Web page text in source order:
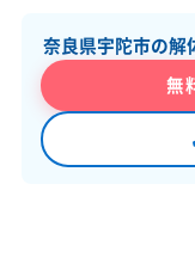
奈良県宇陀市の解
無